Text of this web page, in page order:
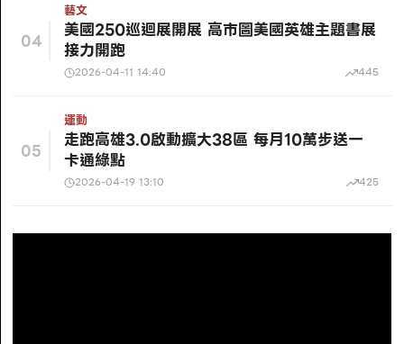
04
藝文
美國250巡迴展開展 高市圖美國英雄主題書展
接力開跑
2026-04-11 14:40 445
05
運動
走跑高雄3.0啟動擴大38區 每月10萬步送一
卡通綠點
2026-04-19 13:10 425